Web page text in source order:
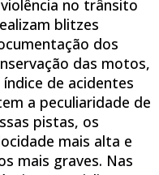
no trânsito
blitzes
dos
das motos,
de acidentes
a peculiaridade de
pistas, os
mais alta e
mais graves. Nas